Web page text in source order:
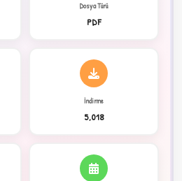
Dosya Türü
PDF
İndirme
5,018